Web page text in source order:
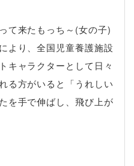
て来たもっち～(女の子)
より、全国児童養護施設
キャラクターとして日々
る方がいると「うれしい
を手で伸ばし、飛び上が